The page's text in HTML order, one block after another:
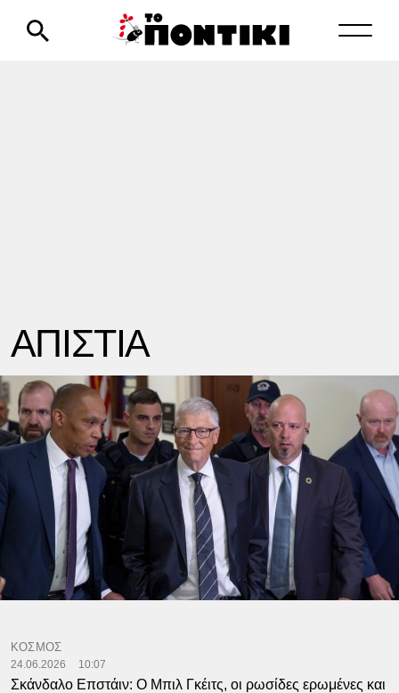
ΑΠΙΣΤΙΑ
ΚΟΣΜΟΣ
24.06.2026 10:07
Σκάνδαλο Επστάιν: Ο Μπιλ Γκέιτς, οι ρωσίδες ερωμένες και